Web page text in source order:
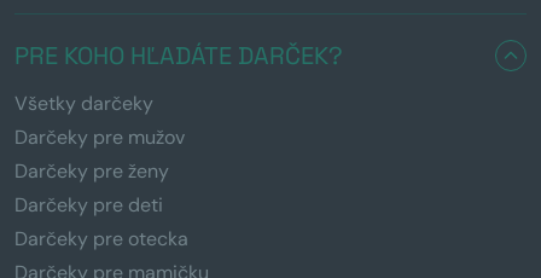
PRE KOHO HĽADÁTE DARČEK?
Všetky darčeky
Darčeky pre mužov
Darčeky pre ženy
Darčeky pre deti
Darčeky pre otecka
Darčeky pre mamičku